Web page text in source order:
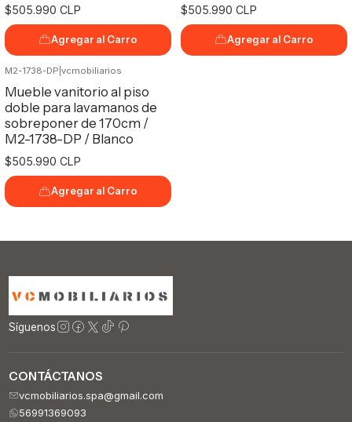
$505.990 CLP
Agregar al Carro
$505.990 CLP
Agregar al Carro
M2-1738-DP vcmobiliarios
Mueble vanitorio al piso
doble para lavamanos de
sobreponer de 170cm /
M2-1738-DP / Blanco
$505.990 CLP
Agregar al Carro
Síguenos
CONTÁCTANOS
vcmobiliarios.spa@gmail.com
56991369093